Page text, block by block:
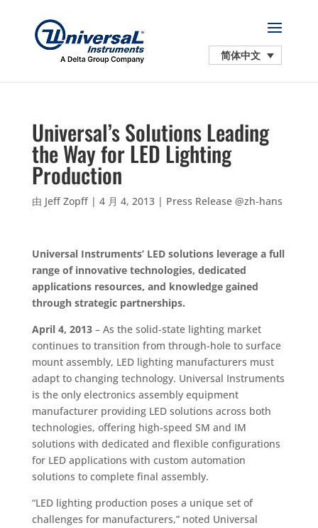
简体中文
Universal’s Solutions Leading
the Way for LED Lighting
Production
由 Jeff Zopff| 4 月 4, 2013| Press Release @zh-hans
Universal Instruments’ LED solutions leverage a full
range of innovative technologies, dedicated
applications resources, and knowledge gained
through strategic partnerships.
April 4, 2013– As the solid-state lighting market
continues to transition from through-hole to surface
mount assembly, LED lighting manufacturers must
adapt to changing technology. Universal Instruments
is the only electronics assembly equipment
manufacturer providing LED solutions across both
technologies, offering high-speed SM and IM
solutions with dedicated and flexible configurations
for LED applications with custom automation
solutions to complete final assembly.
“LED lighting production poses a unique set of
challenges for manufacturers,” noted Universal